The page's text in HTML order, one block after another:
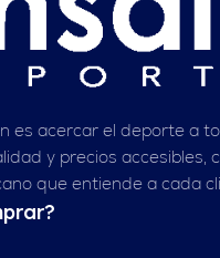
es acercar el deporte a
y precios accesibles,
que entiende a cada